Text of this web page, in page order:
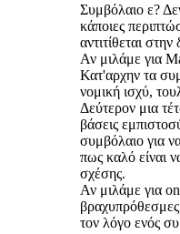
Συμβόλαιο ε?
κάποιες
αντιτίθεται
Αν μιλάμε για
Κατ'αρχην τα
νομική ισχύ,
Δεύτερον μια
βάσεις
συμβόλαιο για
πως καλό είναι
σχέσης.
Αν μιλάμε για
τον λόγο ενός